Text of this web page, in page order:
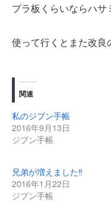
プラ板くらいならハサ
使って行くとまた改
関連
私のジブン手帳
2016年9月13日
ジブン手帳
兄弟が増えました‼︎
2016年1月22日
ジブン手帳